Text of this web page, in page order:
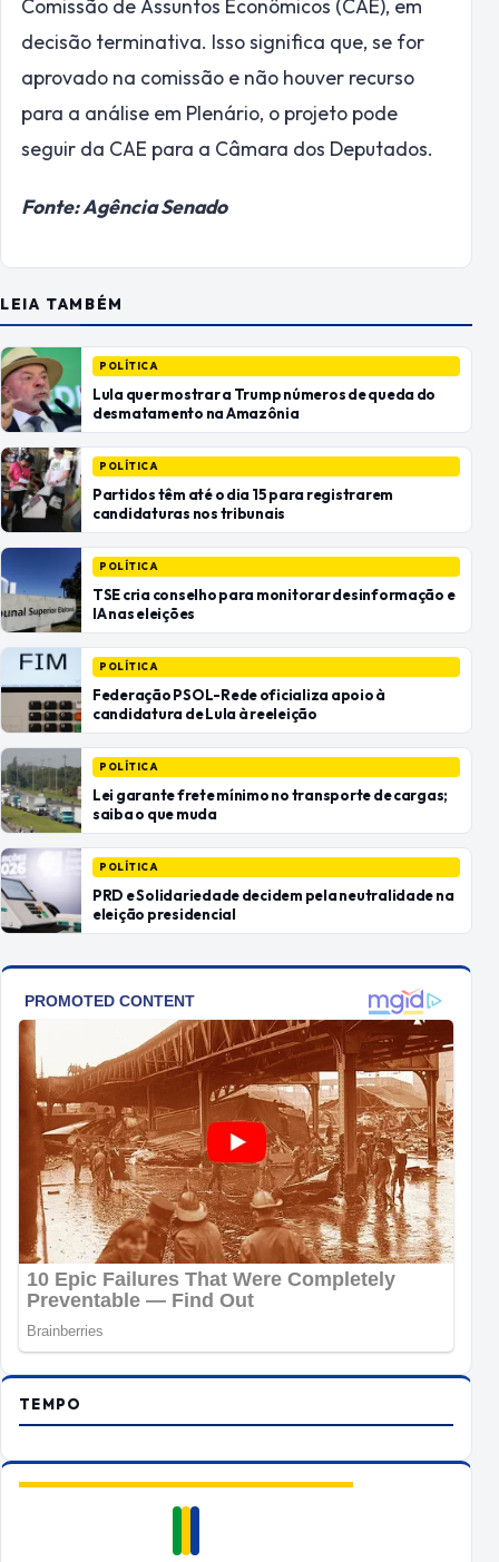
Comissão de Assuntos Econômicos (CAE), em
decisão terminativa. Isso significa que, se for
aprovado na comissão e não houver recurso
para a análise em Plenário, o projeto pode
seguir da CAE para a Câmara dos Deputados.
Fonte: Agência Senado
LEIA TAMBÉM
POLÍTICA
Lula quer mostrar a Trump números de queda do
desmatamento na Amazônia
POLÍTICA
Partidos têm até o dia 15 para registrarem
candidaturas nos tribunais
POLÍTICA
TSE cria conselho para monitorar desinformação e
IA nas eleições
POLÍTICA
Federação PSOL-Rede oficializa apoio à
candidatura de Lula à reeleição
POLÍTICA
Lei garante frete mínimo no transporte de cargas;
saiba o que muda
POLÍTICA
PRD e Solidariedade decidem pela neutralidade na
eleição presidencial
TEMPO